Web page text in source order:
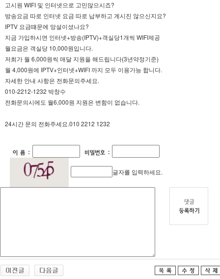
고시원 WIFI 및 인터넷으로 고민많으시죠?
방송요금 따로 인터넷 요금 따로 납부하고 계시진 않으신지요?
IPTV 요금떄문에 망설이셨나요?
지금 가입하시면 인터넷+방송(IPTV)+객실당1개씩 WIFI제공
월요금은 객실당 10,000원입니다.
저희가 월 6,000원씩 매달 지원을 해드립니다(3년약정기준)
월 4,000원에 IPTV+인터넷+WIFI 까지 모두 이용가능 합니다.
자세한 안내 사항은 전화문의주세요.
010-2212-1232 박창수
전화문의시에도 월6,000원 지원은 변함이 없습니다.
24시간 문의 전화주세요.010 2212 1232
글자를 입력하세요.